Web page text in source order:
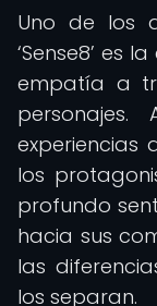
Uno de los
‘Sense8’ es
empatía a
experiencias
los
profundo
hacia sus
las
los separan.